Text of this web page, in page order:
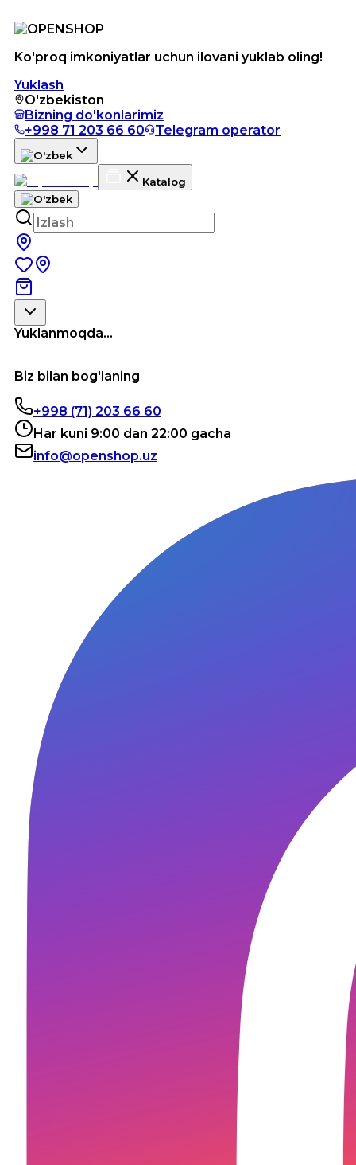
Ko'proq imkoniyatlar uchun ilovani yuklab oling!
Yuklash
O'zbekiston
Bizning do'konlarimiz
+998 71 203 66 60
Telegram operator
Katalog
Yuklanmoqda...
Biz bilan bog'laning
+998 (71) 203 66 60
Har kuni 9:00 dan 22:00 gacha
info@openshop.uz